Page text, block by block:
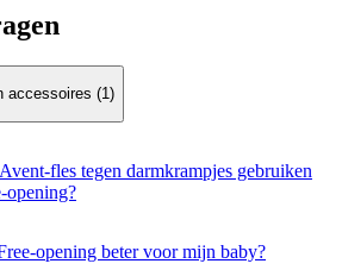
accessoires (1)
fles tegen darmkrampjes gebruiken
opening?
opening beter voor mijn baby?